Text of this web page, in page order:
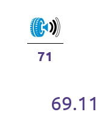
71